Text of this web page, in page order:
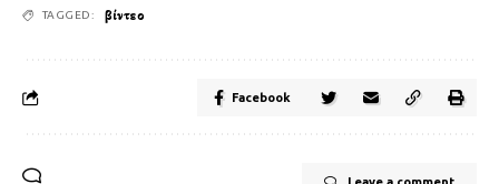
TAGGED: βίντεο
Facebook